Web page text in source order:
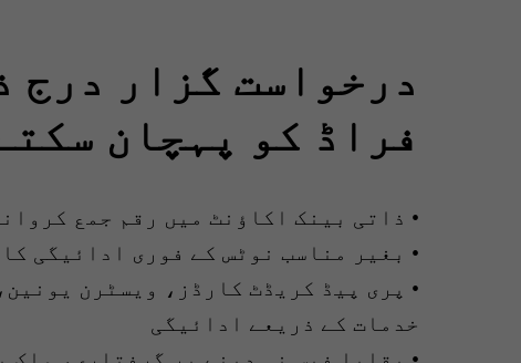
درخواست گزار درج
فراڈ کو پہچان
• ذاتی بینک اکاؤنٹ میں رقم جمع
• بغیر مناسب نوٹس کے فوری ادائیگی
• پری پیڈ کریڈٹ کارڈز، ویسٹرن
خدمات کے ذریعے ادائیگی